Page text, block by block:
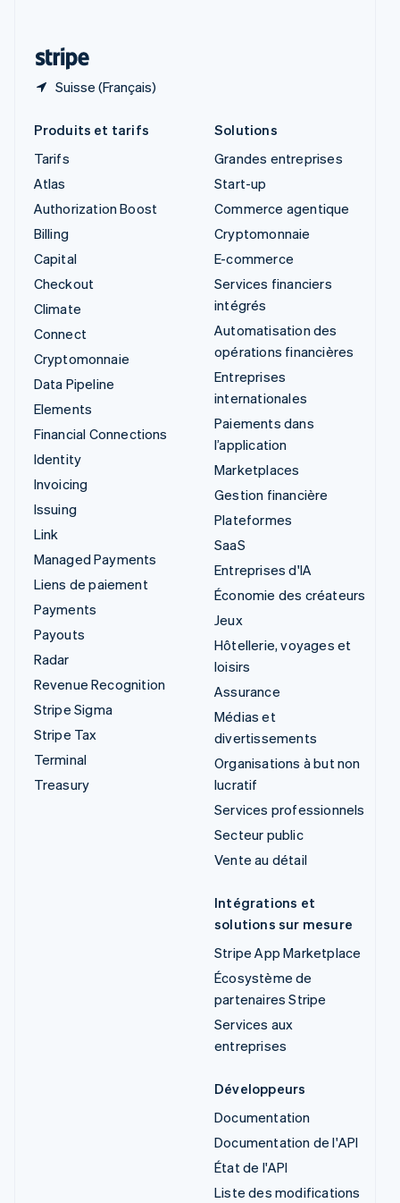
Suisse (Français)
Produits et tarifs
Tarifs
Atlas
Authorization Boost
Billing
Capital
Checkout
Climate
Connect
Cryptomonnaie
Data Pipeline
Elements
Financial Connections
Identity
Invoicing
Issuing
Link
Managed Payments
Liens de paiement
Payments
Payouts
Radar
Revenue Recognition
Stripe Sigma
Stripe Tax
Terminal
Treasury
Solutions
Grandes entreprises
Start-up
Commerce agentique
Cryptomonnaie
E-commerce
Services financiers
intégrés
Automatisation des
opérations financières
Entreprises
internationales
Paiements dans
l’application
Marketplaces
Gestion financière
Plateformes
SaaS
Entreprises d'IA
Économie des créateurs
Jeux
Hôtellerie, voyages et
loisirs
Assurance
Médias et
divertissements
Organisations à but non
lucratif
Services professionnels
Secteur public
Vente au détail
Intégrations et
solutions sur mesure
Stripe App Marketplace
Écosystème de
partenaires Stripe
Services aux
entreprises
Développeurs
Documentation
Documentation de l'API
État de l'API
Liste des modifications